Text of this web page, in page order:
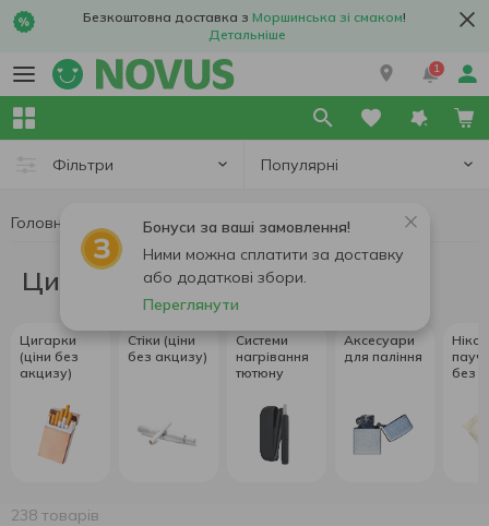
Безкоштовна доставка з Моршинська зі смаком!
Детальніше
1
Фільтри Популярні
Бонуси за ваші замовлення!
Ними можна сплатити за доставку
або додаткові збори.
Переглянути
Головна Цигарки, стіки, аксесуари
Цигарки, стіки, аксесуари
Цигарки
(ціни без
акцизу)
Стіки (ціни
без акцизу)
Системи
нагрівання
тютюну
Аксесуари
для паління
без
238 товарів
Цигарки, стіки, аксесуари - доставка з інтернет магазина